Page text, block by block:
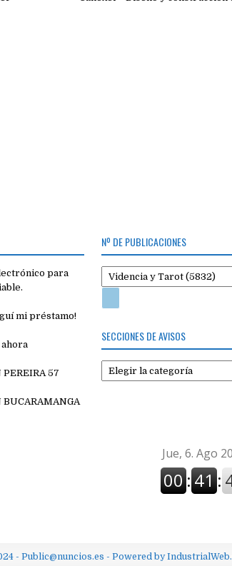
para
mi préstamo!
PEREIRA 57
BUCARAMANGA
Nº DE PUBLICACIONES
SECCIONES DE AVISOS
Secciones
de
- Public@nuncios.es - Powered by